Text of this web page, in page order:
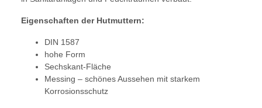
Eigenschaften der Hutmuttern:
DIN 1587
hohe Form
Sechskant-Fläche
Messing – schönes Aussehen mit starkem
Korrosionsschutz